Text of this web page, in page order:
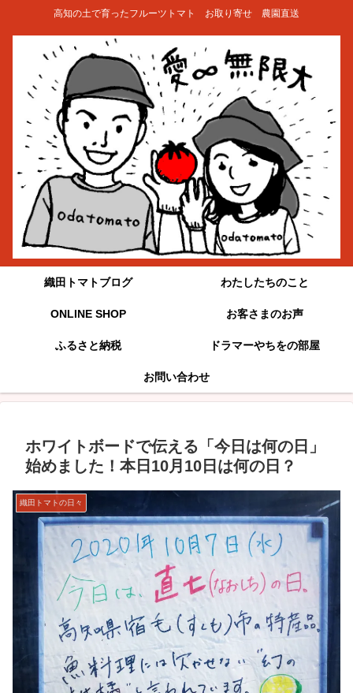
高知の土で育ったフルーツトマト お取り寄せ 農園直送
織田トマトブログ わたしたちのこと
ONLINE SHOP お客さまのお声
ふるさと納税 ドラマーやちをの部屋
お問い合わせ
ホワイトボードで伝える「今日は何の日」
始めました！本日10月10日は何の日？
織田トマトの日々